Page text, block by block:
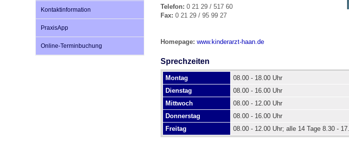
Häufige Fragen
Recht auf Impfung
Vorsorge- und Impferinnerung
Hörlexikon
Material zu den Vorsorgen
Entwicklungskalender
Kontaktinformation
PraxisApp
Online-Terminbuchung
Telefon: 0 21 29 / 517 60
Fax: 0 21 29 / 95 99 27
Homepage: www.kinderarzt-haan.de
Sprechzeiten
Montag
08.00 - 18.00 Uhr
Dienstag
08.00 - 16.00 Uhr
Mittwoch
08.00 - 12.00 Uhr
Donnerstag
08.00 - 16.00 Uhr
Freitag
08.00 - 12.00 Uhr; alle 14 Tage 8.30 -